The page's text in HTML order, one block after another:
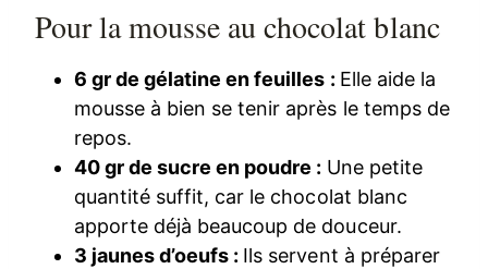
Pour la mousse au chocolat blanc
6 gr de gélatine en feuilles : Elle aide la
mousse à bien se tenir après le temps de
repos.
40 gr de sucre en poudre : Une petite
quantité suffit, car le chocolat blanc
apporte déjà beaucoup de douceur.
3 jaunes d’oeufs : Ils servent à préparer